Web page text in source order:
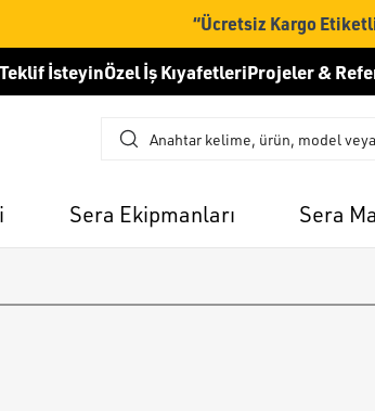
“Ücretsiz Kargo
Teklif İsteyinÖzel İş KıyafetleriProjeler &
Sera Ekipmanları Sera